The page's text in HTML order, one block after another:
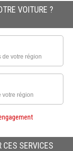
VOITURE ?
de votre région
votre région
CES SERVICES